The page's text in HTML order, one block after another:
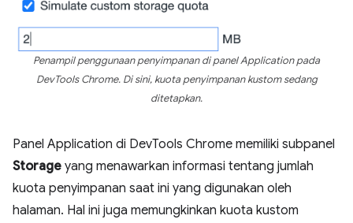
Penampil penggunaan penyimpanan di panel Application pada
DevTools Chrome. Di sini, kuota penyimpanan kustom sedang
ditetapkan.
Panel Application di DevTools Chrome memiliki subpanel
Storage yang menawarkan informasi tentang jumlah
kuota penyimpanan saat ini yang digunakan oleh
halaman. Hal ini juga memungkinkan kuota kustom